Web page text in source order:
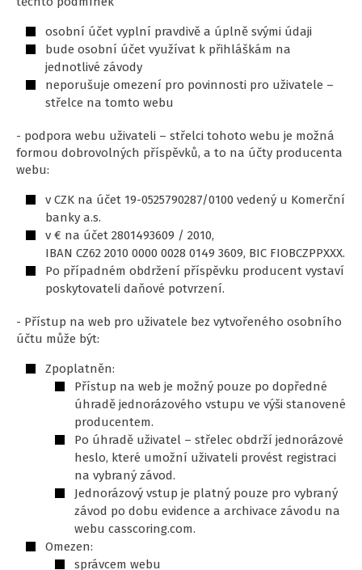
osobní účet vyplní pravdivě a úplně svými údaji
bude osobní účet využívat k přihláškám na
jednotlivé závody
neporušuje omezení pro povinnosti pro uživatele –
střelce na tomto webu
- podpora webu uživateli – střelci tohoto webu je možná
formou dobrovolných příspěvků, a to na účty producenta
webu:
v CZK na účet 19-0525790287/0100 vedený u Komerční
banky a.s.
v € na účet 2801493609 / 2010,
IBAN CZ62 2010 0000 0028 0149 3609, BIC FIOBCZPPXXX.
Po případném obdržení příspěvku producent vystaví
poskytovateli daňové potvrzení.
- Přístup na web pro uživatele bez vytvořeného osobního
účtu může být:
Zpoplatněn:
Přístup na web je možný pouze po dopředné
úhradě jednorázového vstupu ve výši stanovené
producentem.
Po úhradě uživatel – střelec obdrží jednorázové
heslo, které umožní uživateli provést registraci
na vybraný závod.
Jednorázový vstup je platný pouze pro vybraný
závod po dobu evidence a archivace závodu na
webu casscoring.com.
Omezen:
správcem webu